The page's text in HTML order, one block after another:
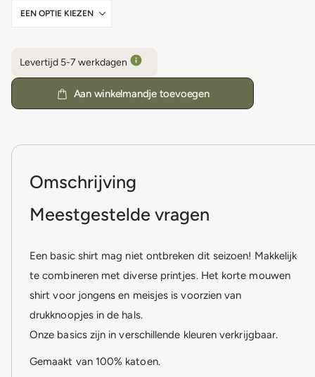
Levertijd 5-7 werkdagen
Aan winkelmandje toevoegen
Omschrijving
Meestgestelde vragen
Een basic shirt mag niet ontbreken dit seizoen! Makkelijk
te combineren met diverse printjes. Het korte mouwen
shirt voor jongens en meisjes is voorzien van
drukknoopjes in de hals.
Onze basics zijn in verschillende kleuren verkrijgbaar.
Gemaakt van 100% katoen.